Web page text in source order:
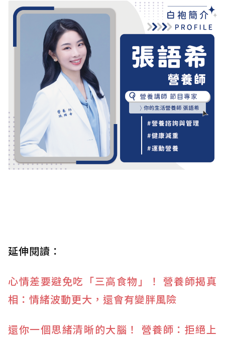
延伸閱讀：
心情差要避免吃「三高食物」！ 營養師揭真
相：情緒波動更大，還會有變胖風險
還你一個思緒清晰的大腦！ 營養師：拒絕上